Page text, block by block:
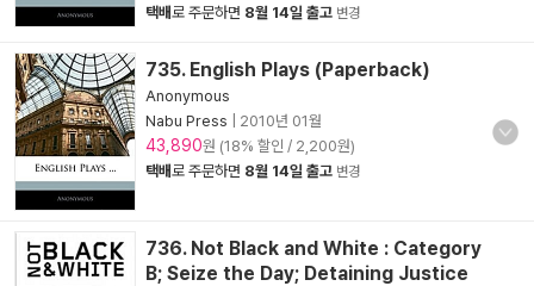
택배로 주문하면 8월 14일 출고 변경
735. English Plays (Paperback)
Anonymous
Nabu Press
2010년 01월
43,890원 (18% 할인 / 2,200원)
택배로 주문하면 8월 14일 출고 변경
736. Not Black and White : Category
B; Seize the Day; Detaining Justice